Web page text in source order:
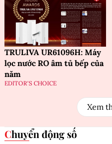
TRULIVA UR61096H: Máy
lọc nước RO âm tủ bếp của
năm
EDITOR'S CHOICE
Xem
Chuyển động số